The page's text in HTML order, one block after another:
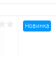
Новинка